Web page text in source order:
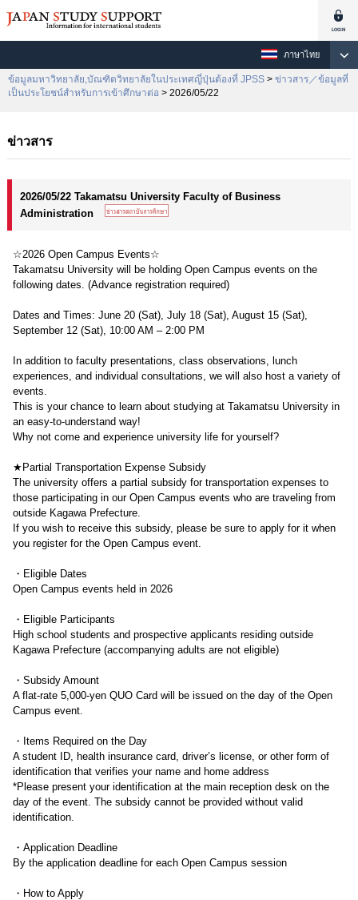
ภาษาไทย
ข้อมูลมหาวิทยาลัย,บัณฑิตวิทยาลัยในประเทศญี่ปุ่นต้องที่ JPSS > ข่าวสาร／ข้อมูลที่
เป็นประโยชน์สำหรับการเข้าศึกษาต่อ > 2026/05/22
ข่าวสาร
2026/05/22 Takamatsu University Faculty of Business
Administration
☆2026 Open Campus Events☆
Takamatsu University will be holding Open Campus events on the
following dates. (Advance registration required)
Dates and Times: June 20 (Sat), July 18 (Sat), August 15 (Sat),
September 12 (Sat), 10:00 AM – 2:00 PM
In addition to faculty presentations, class observations, lunch
experiences, and individual consultations, we will also host a variety of
events.
This is your chance to learn about studying at Takamatsu University in
an easy-to-understand way!
Why not come and experience university life for yourself?
★Partial Transportation Expense Subsidy
The university offers a partial subsidy for transportation expenses to
those participating in our Open Campus events who are traveling from
outside Kagawa Prefecture.
If you wish to receive this subsidy, please be sure to apply for it when
you register for the Open Campus event.
・Eligible Dates
Open Campus events held in 2026
・Eligible Participants
High school students and prospective applicants residing outside
Kagawa Prefecture (accompanying adults are not eligible)
・Subsidy Amount
A flat-rate 5,000-yen QUO Card will be issued on the day of the Open
Campus event.
・Items Required on the Day
A student ID, health insurance card, driver’s license, or other form of
identification that verifies your name and home address
*Please present your identification at the main reception desk on the
day of the event. The subsidy cannot be provided without valid
identification.
・Application Deadline
By the application deadline for each Open Campus session
・How to Apply